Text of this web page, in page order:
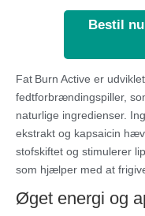
Bestil
Fat Burn Active er
fedtforbrændingspiller,
naturlige ingredienser.
ekstrakt og kapsaicin
stofskiftet og stimulerer
som hjælper med at
Øget energi og